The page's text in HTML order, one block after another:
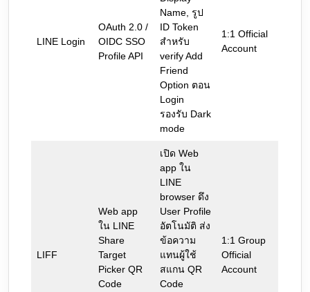
LINE Login
OAuth 2.0 /
OIDC SSO
Profile API
Name, รูป
ID Token
สำหรับ
verify Add
Friend
Option ตอน
Login
รองรับ Dark
mode
1:1 Official
Account
LIFF
Web app
ใน LINE
Share
Target
Picker QR
Code
เปิด Web
app ใน
LINE
browser ดึง
User Profile
อัตโนมัติ ส่ง
ข้อความ
แทนผู้ใช้
สแกน QR
Code
1:1 Group
Official
Account